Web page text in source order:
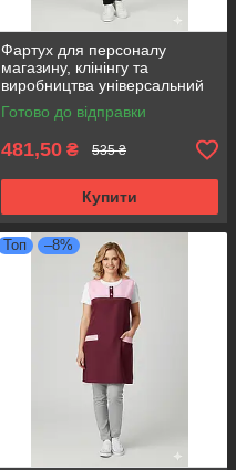
Фартух для персоналу
магазину, клінінгу та
виробництва універсальний
розмір білий
Готово до відправки
481,50 ₴ 535 ₴
Купити
Топ –8%